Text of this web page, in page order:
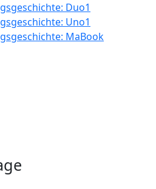
Duo1
Uno1
MaBook